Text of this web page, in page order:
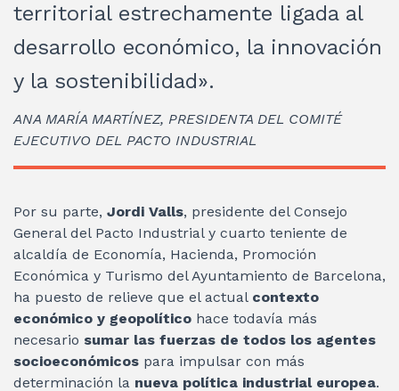
territorial estrechamente ligada al
desarrollo económico, la innovación
y la sostenibilidad».
ANA MARÍA MARTÍNEZ, PRESIDENTA DEL COMITÉ
EJECUTIVO DEL PACTO INDUSTRIAL
Por su parte, Jordi Valls, presidente del Consejo
General del Pacto Industrial y cuarto teniente de
alcaldía de Economía, Hacienda, Promoción
Económica y Turismo del Ayuntamiento de Barcelona,
ha puesto de relieve que el actual contexto
económico y geopolítico hace todavía más
necesario sumar las fuerzas de todos los agentes
socioeconómicos para impulsar con más
determinación la nueva política industrial europea.